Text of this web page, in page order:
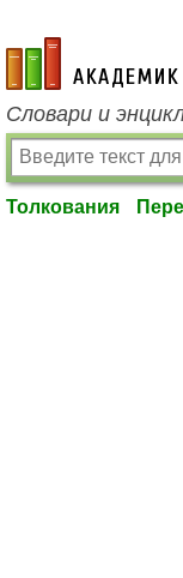
academic.ru
Словари и
Толкования